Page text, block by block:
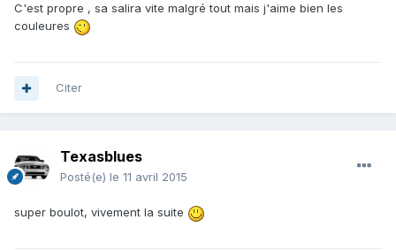
C'est propre , sa salira vite malgré tout mais j'aime bien les
couleures
Citer
Texasblues
Posté(e) le 11 avril 2015
super boulot, vivement la suite